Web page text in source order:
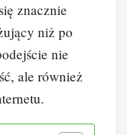
znacznie
niż po
nie
ale również